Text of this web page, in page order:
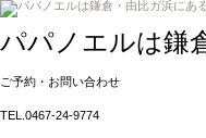
パパノエルは鎌
ご予約・お問い合わせ
TEL.0467-24-9774